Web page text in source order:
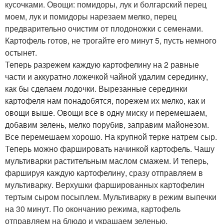
кусочками. Овощи: помидоры, лук и болгарский перец
моем, лук и помидоры нарезаем мелко, перец
предварительно очистим от плодоножки с семенами.
Картофель готов, не трогайте его минут 5, пусть немного
остынет.
Теперь разрежем каждую картофелину на 2 равные
части и аккуратно ложечкой чайной удалим серединку,
как бы сделаем лодочки. Вырезанные серединки
картофеля нам понадобятся, порежем их мелко, как и
овощи выше. Овощи все в одну миску и перемешаем,
добавим зелень, мелко порубив, заправим майонезом.
Все перемешаем хорошо. На крупной терке натрем сыр.
Теперь можно фаршировать начинкой картофель. Чашу
мультиварки растительным маслом смажем. И теперь,
фаршируя каждую картофелину, сразу отправляем в
мультиварку. Верхушки фаршированных картофелин
тертым сыром посыплем. Мультиварку в режим выпечки
на 30 минут. По окончанию режима, картофель
отправляем на блюдо и украшаем зеленью.